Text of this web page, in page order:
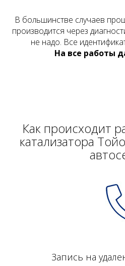
В большинстве случаев
производится через
не надо. Все
На все работы
Как происходит
катализатора
Запись на